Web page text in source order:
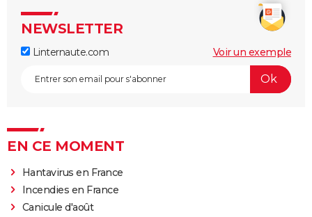
NEWSLETTER
Linternaute.com Voir un exemple
EN CE MOMENT
Hantavirus en France
Incendies en France
Canicule d'août